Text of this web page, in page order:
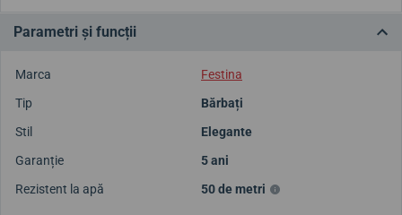
Parametri și funcții
Marca
Festina
Tip
Bărbați
Stil
Elegante
Garanție
5 ani
Rezistent la apă
50 de metri